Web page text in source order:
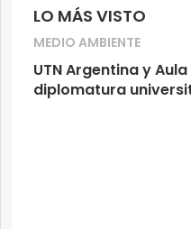
LO MÁS VISTO
MEDIO AMBIENTE
UTN Argentina y
diplomatura